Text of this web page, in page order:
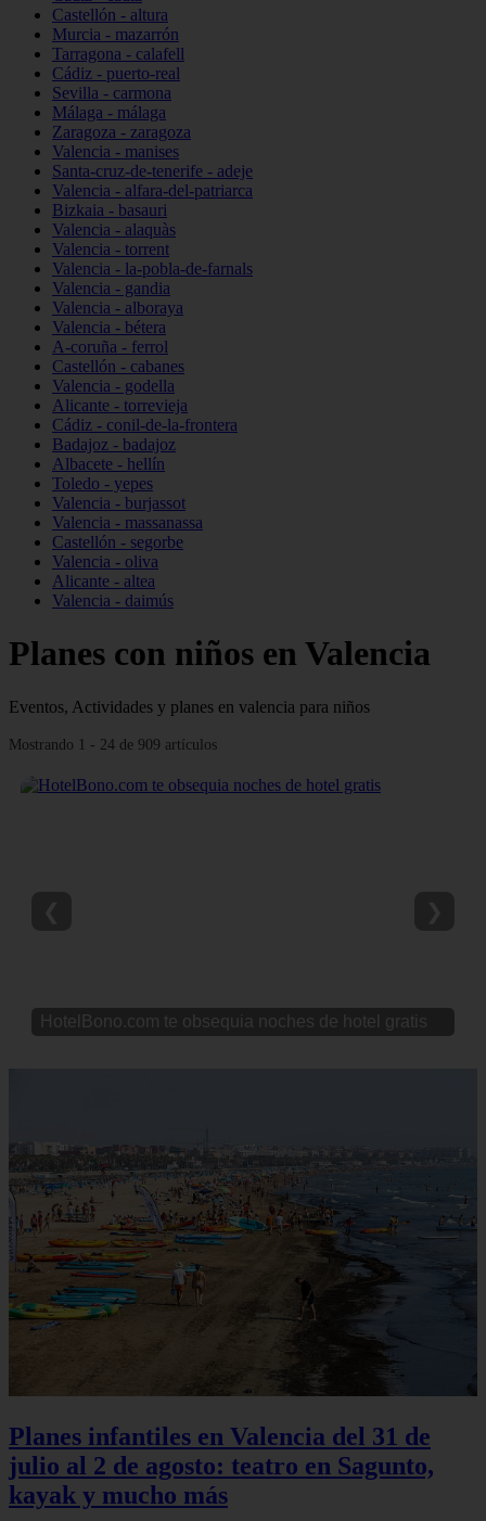
Castellón - altura
Murcia - mazarrón
Tarragona - calafell
Cádiz - puerto-real
Sevilla - carmona
Málaga - málaga
Zaragoza - zaragoza
Valencia - manises
Santa-cruz-de-tenerife - adeje
Valencia - alfara-del-patriarca
Bizkaia - basauri
Valencia - alaquàs
Valencia - torrent
Valencia - la-pobla-de-farnals
Valencia - gandia
Valencia - alboraya
Valencia - bétera
A-coruña - ferrol
Castellón - cabanes
Valencia - godella
Alicante - torrevieja
Cádiz - conil-de-la-frontera
Badajoz - badajoz
Albacete - hellín
Toledo - yepes
Valencia - burjassot
Valencia - massanassa
Castellón - segorbe
Valencia - oliva
Alicante - altea
Valencia - daimús
Planes con niños en Valencia
Eventos, Actividades y planes en valencia para niños
Mostrando 1 - 24 de 909 artículos
HotelBono.com te obsequia noches de hotel gratis
Planes infantiles en Valencia del 31 de
julio al 2 de agosto: teatro en Sagunto,
kayak y mucho más